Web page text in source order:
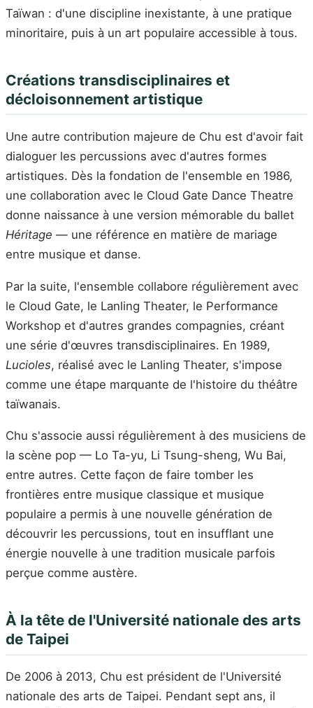
Taïwan : d'une discipline inexistante, à une pratique
minoritaire, puis à un art populaire accessible à tous.
Créations transdisciplinaires et
décloisonnement artistique
Une autre contribution majeure de Chu est d'avoir fait
dialoguer les percussions avec d'autres formes
artistiques. Dès la fondation de l'ensemble en 1986,
une collaboration avec le Cloud Gate Dance Theatre
donne naissance à une version mémorable du ballet
Héritage — une référence en matière de mariage
entre musique et danse.
Par la suite, l'ensemble collabore régulièrement avec
le Cloud Gate, le Lanling Theater, le Performance
Workshop et d'autres grandes compagnies, créant
une série d'œuvres transdisciplinaires. En 1989,
Lucioles, réalisé avec le Lanling Theater, s'impose
comme une étape marquante de l'histoire du théâtre
taïwanais.
Chu s'associe aussi régulièrement à des musiciens de
la scène pop — Lo Ta-yu, Li Tsung-sheng, Wu Bai,
entre autres. Cette façon de faire tomber les
frontières entre musique classique et musique
populaire a permis à une nouvelle génération de
découvrir les percussions, tout en insufflant une
énergie nouvelle à une tradition musicale parfois
perçue comme austère.
À la tête de l'Université nationale des arts
de Taipei
De 2006 à 2013, Chu est président de l'Université
nationale des arts de Taipei. Pendant sept ans, il